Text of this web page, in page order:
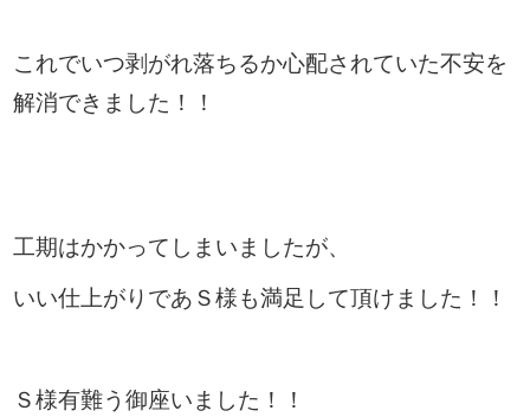
これでいつ剥がれ落ちるか心配されていた不安を
解消できました！！
工期はかかってしまいましたが、
いい仕上がりであＳ様も満足して頂けました！！
Ｓ様有難う御座いました！！